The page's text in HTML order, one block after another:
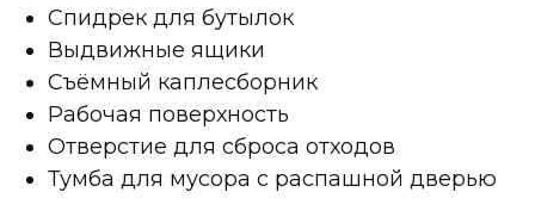
Спидрек для бутылок
Выдвижные ящики
Съёмный каплесборник
Рабочая поверхность
Отверстие для сброса отходов
Тумба для мусора с распашной дверью